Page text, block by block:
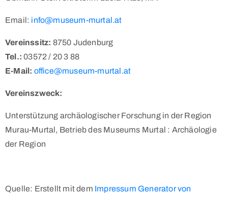
Email: info@museum-murtal.at
Vereinssitz: 8750 Judenburg
Tel.: 03572 / 20 3 88
E-Mail: office@museum-murtal.at
Vereinszweck:
Unterstützung archäologischer Forschung in der Region
Murau-Murtal, Betrieb des Museums Murtal : Archäologie
der Region
Quelle: Erstellt mit dem Impressum Generator von